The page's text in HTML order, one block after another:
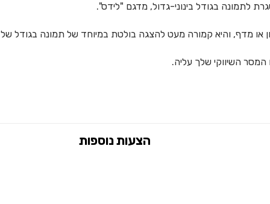
לתמונה בגודל בינוני-גדול, מדגם "לידס".
קמורה מעט להצגה בולטת במיוחד של תמונה בגודל של 10 ס"מ על 15 ס"מ.
השיווקי שלך עליה.